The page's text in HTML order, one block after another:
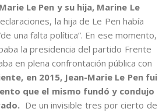
Le Pen y su hija, Marine Le
la hija de Le Pen había
una falta política”. En ese momento,
la presidencia del partido Frente
en plena confrontación pública con
en 2015, Jean-Marie Le Pen fui
que el mismo fundó y condujo
De un invisible tres por cierto de